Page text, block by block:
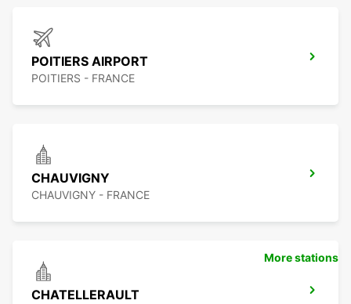
POITIERS AIRPORT
POITIERS - FRANCE
CHAUVIGNY
CHAUVIGNY - FRANCE
CHATELLERAULT
More stations